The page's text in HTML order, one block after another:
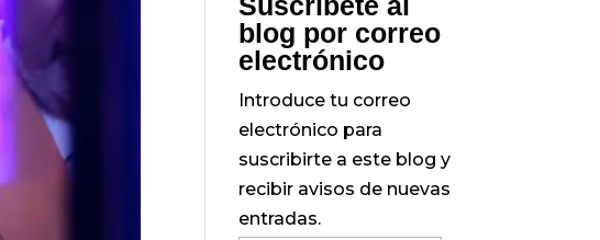
blog por correo
electrónico
Introduce tu correo
electrónico para
suscribirte a este blog y
recibir avisos de nuevas
entradas.